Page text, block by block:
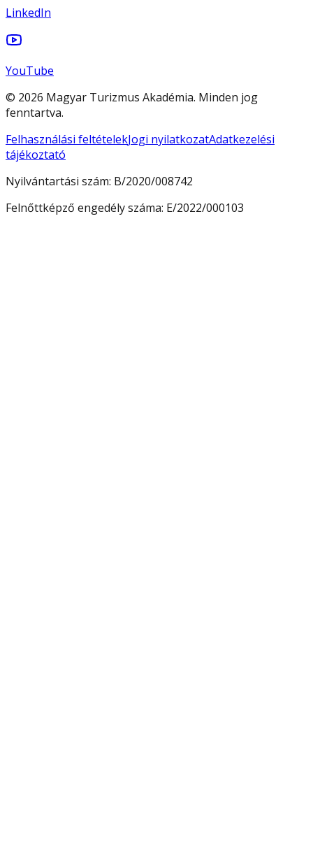
LinkedIn
YouTube
© 2026 Magyar Turizmus Akadémia. Minden jog
fenntartva.
Felhasználási feltételekJogi nyilatkozatAdatkezelési
tájékoztató
Nyilvántartási szám: B/2020/008742
Felnőttképző engedély száma: E/2022/000103